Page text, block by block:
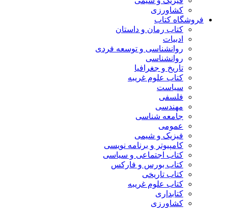
کشاورزی
فروشگاه کتاب
کتاب رمان و داستان
ادبیات
روانشناسی و توسعه فردی
روانشناسی
تاریخ و جغرافیا
کتاب علوم غریبه
سیاست
فلسفی
مهندسی
جامعه شناسی
عمومی
فیزیک و شیمی
کامپیوتر و برنامه نویسی
کتاب اجتماعی و سیاسی
کتاب بورس و فارکس
کتاب تاریخی
کتاب علوم غریبه
کتابداری
کشاورزی